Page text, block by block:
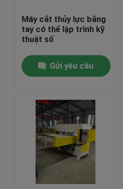
Máy cắt thủy lực bằng
tay có thể lập trình kỹ
thuật số
Gửi yêu cầu